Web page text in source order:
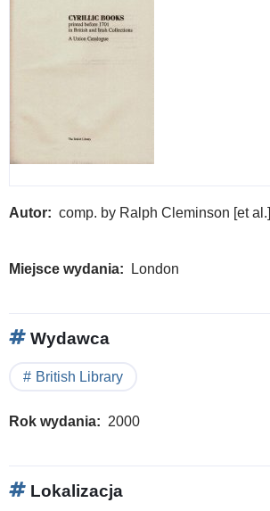
Autor comp. by Ralph Cleminson [et al.]
Miejsce wydania London
Wydawca
British Library
Rok wydania 2000
Lokalizacja